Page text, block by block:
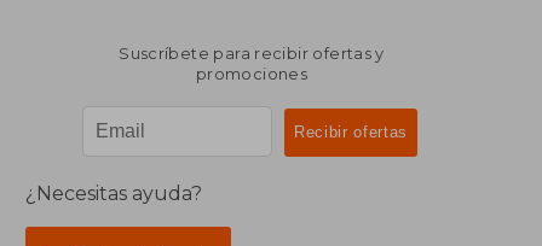
Suscríbete para recibir ofertas y
promociones
¿Necesitas ayuda?